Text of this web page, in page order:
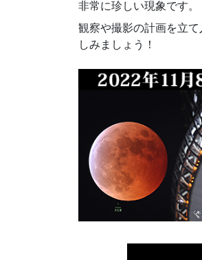
非常に珍しい現象です。
観察や撮影の計画を立
しみましょう！